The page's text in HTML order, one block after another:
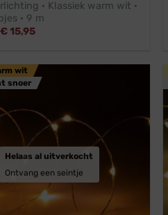
· Klassiek warm wit ·
· 9 m
Oorspronkelijke
€15,95Huidige
wit
snoer
Helaas al uitverkocht
Ontvang een seintje